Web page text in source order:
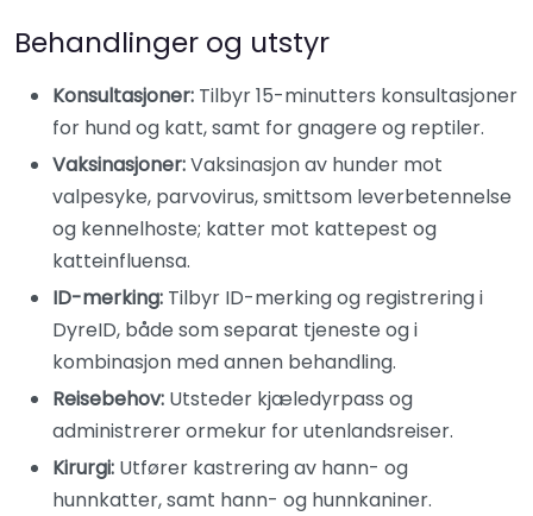
Behandlinger og utstyr
Konsultasjoner: Tilbyr 15-minutters konsultasjoner
for hund og katt, samt for gnagere og reptiler.
Vaksinasjoner:Vaksinasjon av hunder mot
valpesyke, parvovirus, smittsom leverbetennelse
og kennelhoste; katter mot kattepest og
katteinfluensa.
ID-merking: Tilbyr ID-merking og registrering i
DyreID, både som separat tjeneste og i
kombinasjon med annen behandling.
Reisebehov: Utsteder kjæledyrpass og
administrerer ormekur for utenlandsreiser.
Kirurgi: Utfører kastrering av hann- og
hunnkatter, samt hann- og hunnkaniner.